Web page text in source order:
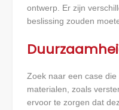
ontwerp. Er zijn
beslissing zouden
Zoek naar een case
materialen, zoals
ervoor te zorgen dat